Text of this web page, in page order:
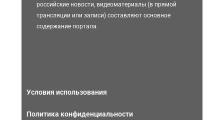
российские новости, видеоматериалы (в прямой
трансляции или записи) составляют основное
содержание портала.
Условия использования
Политика конфиденциальности